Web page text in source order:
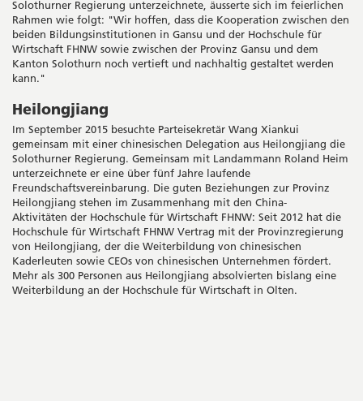
Solothurner Regierung unterzeichnete, äusserte sich im feierlichen
Rahmen wie folgt: "Wir hoffen, dass die Kooperation zwischen den
beiden Bildungsinstitutionen in Gansu und der Hochschule für
Wirtschaft FHNW sowie zwischen der Provinz Gansu und dem
Kanton Solothurn noch vertieft und nachhaltig gestaltet werden
kann."
Heilongjiang
Im September 2015 besuchte Parteisekretär Wang Xiankui
gemeinsam mit einer chinesischen Delegation aus Heilongjiang die
Solothurner Regierung. Gemeinsam mit Landammann Roland Heim
unterzeichnete er eine über fünf Jahre laufende
Freundschaftsvereinbarung. Die guten Beziehungen zur Provinz
Heilongjiang stehen im Zusammenhang mit den China-
Aktivitäten der Hochschule für Wirtschaft FHNW: Seit 2012 hat die
Hochschule für Wirtschaft FHNW Vertrag mit der Provinzregierung
von Heilongjiang, der die Weiterbildung von chinesischen
Kaderleuten sowie CEOs von chinesischen Unternehmen fördert.
Mehr als 300 Personen aus Heilongjiang absolvierten bislang eine
Weiterbildung an der Hochschule für Wirtschaft in Olten.